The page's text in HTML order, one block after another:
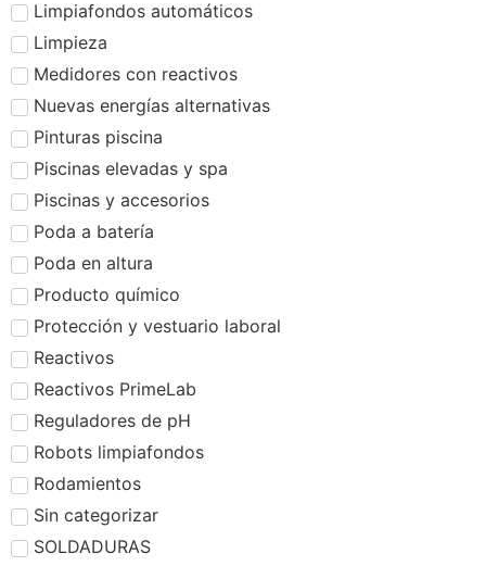
Limpiafondos automáticos
Limpieza
Medidores con reactivos
Nuevas energías alternativas
Pinturas piscina
Piscinas elevadas y spa
Piscinas y accesorios
Poda a batería
Poda en altura
Producto químico
Protección y vestuario laboral
Reactivos
Reactivos PrimeLab
Reguladores de pH
Robots limpiafondos
Rodamientos
Sin categorizar
SOLDADURAS